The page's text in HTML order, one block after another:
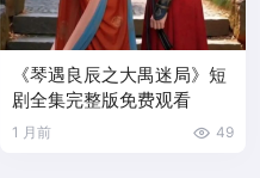
《琴遇良辰之大禺迷局》短
剧全集完整版免费观看
1 月前 49